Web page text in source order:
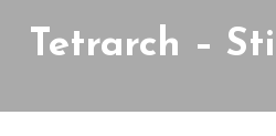
Tetrarch –